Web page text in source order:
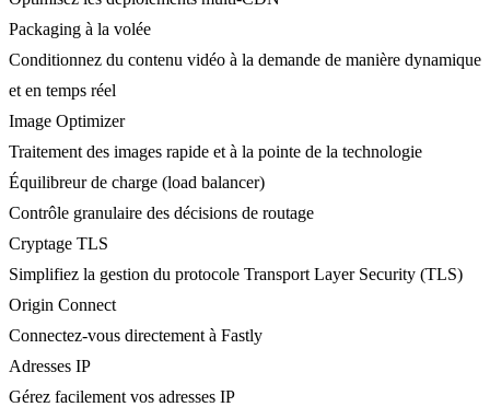
Packaging à la volée
Conditionnez du contenu vidéo à la demande de manière dynamique
et en temps réel
Image Optimizer
Traitement des images rapide et à la pointe de la technologie
Équilibreur de charge (load balancer)
Contrôle granulaire des décisions de routage
Cryptage TLS
Simplifiez la gestion du protocole Transport Layer Security (TLS)
Origin Connect
Connectez-vous directement à Fastly
Adresses IP
Gérez facilement vos adresses IP